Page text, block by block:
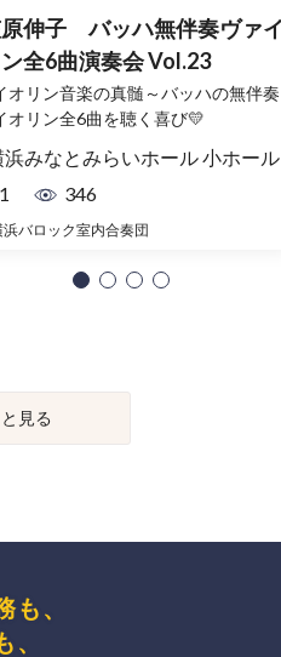
伸子 バッハ無伴奏ヴァ
全6曲演奏会 Vol.23
オリン音楽の真髄～バッハの無伴奏
オリン全6曲を聴く喜び💛
浜みなとみらいホール 小ホール
346
浜バロック室内合奏団
見る
、